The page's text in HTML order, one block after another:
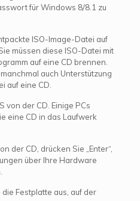
für Windows 8/8.1 zu
ISO-Image-Datei auf
müssen diese ISO-Datei mit
auf eine CD brennen.
auch Unterstützung
auf eine CD.
von der CD. Einige PCs
eine CD in das Laufwerk
der CD, drücken Sie „Enter“,
über Ihre Hardware
Festplatte aus, auf der